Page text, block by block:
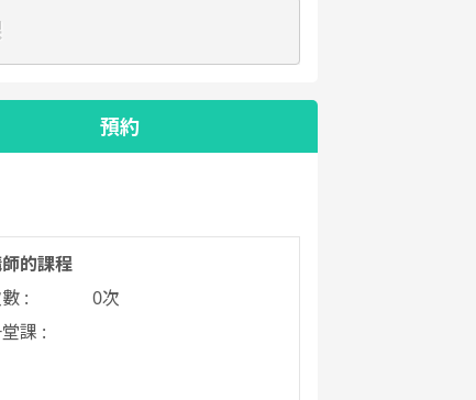
預約
的課程
:
0次
課 :